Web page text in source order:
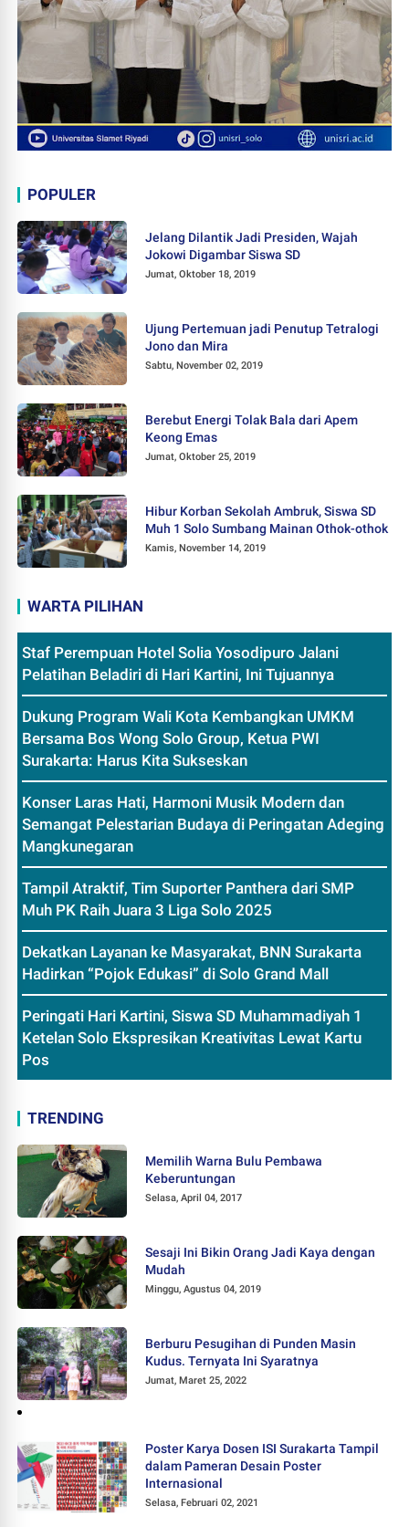
POPULER
Jelang Dilantik Jadi Presiden, Wajah
Jokowi Digambar Siswa SD
Jumat, Oktober 18, 2019
Ujung Pertemuan jadi Penutup Tetralogi
Jono dan Mira
Sabtu, November 02, 2019
Berebut Energi Tolak Bala dari Apem
Keong Emas
Jumat, Oktober 25, 2019
Hibur Korban Sekolah Ambruk, Siswa SD
Muh 1 Solo Sumbang Mainan Othok-othok
Kamis, November 14, 2019
WARTA PILIHAN
Staf Perempuan Hotel Solia Yosodipuro Jalani
Pelatihan Beladiri di Hari Kartini, Ini Tujuannya
Dukung Program Wali Kota Kembangkan UMKM
Bersama Bos Wong Solo Group, Ketua PWI
Surakarta: Harus Kita Sukseskan
Konser Laras Hati, Harmoni Musik Modern dan
Semangat Pelestarian Budaya di Peringatan Adeging
Mangkunegaran
Tampil Atraktif, Tim Suporter Panthera dari SMP
Muh PK Raih Juara 3 Liga Solo 2025
Dekatkan Layanan ke Masyarakat, BNN Surakarta
Hadirkan “Pojok Edukasi” di Solo Grand Mall
Peringati Hari Kartini, Siswa SD Muhammadiyah 1
Ketelan Solo Ekspresikan Kreativitas Lewat Kartu
Pos
TRENDING
Memilih Warna Bulu Pembawa
Keberuntungan
Selasa, April 04, 2017
Sesaji Ini Bikin Orang Jadi Kaya dengan
Mudah
Minggu, Agustus 04, 2019
Berburu Pesugihan di Punden Masin
Kudus. Ternyata Ini Syaratnya
Jumat, Maret 25, 2022
Poster Karya Dosen ISI Surakarta Tampil
dalam Pameran Desain Poster
Internasional
Selasa, Februari 02, 2021